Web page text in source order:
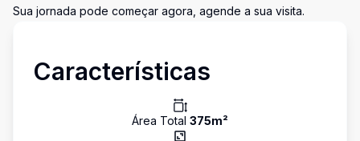
Sua jornada pode começar agora, agende a sua visita.
Características
Área Total 375m²